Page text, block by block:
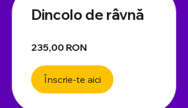
Dincolo de râvnă
235,00 RON
Înscrie-te aici